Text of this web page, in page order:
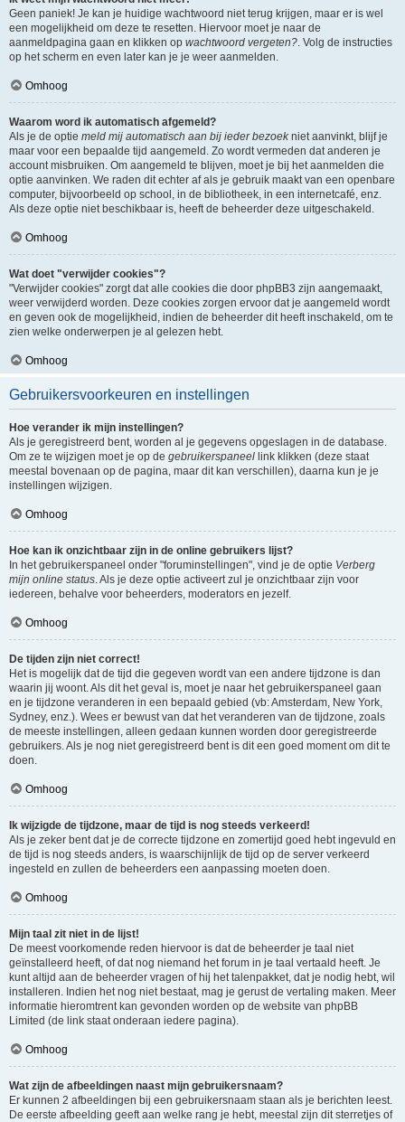
Geen paniek! Je kan je huidige wachtwoord niet terug krijgen, maar er is wel
een mogelijkheid om deze te resetten. Hiervoor moet je naar de
aanmeldpagina gaan en klikken op wachtwoord vergeten?. Volg de instructies
op het scherm en even later kan je je weer aanmelden.
Omhoog
Waarom word ik automatisch afgemeld?
Als je de optie meld mij automatisch aan bij ieder bezoekniet aanvinkt, blijf je
maar voor een bepaalde tijd aangemeld. Zo wordt vermeden dat anderen je
account misbruiken. Om aangemeld te blijven, moet je bij het aanmelden die
optie aanvinken. We raden dit echter af als je gebruik maakt van een openbare
computer, bijvoorbeeld op school, in de bibliotheek, in een internetcafé, enz.
Als deze optie niet beschikbaar is, heeft de beheerder deze uitgeschakeld.
Omhoog
Wat doet "verwijder cookies"?
"Verwijder cookies" zorgt dat alle cookies die door phpBB3 zijn aangemaakt,
weer verwijderd worden. Deze cookies zorgen ervoor dat je aangemeld wordt
en geven ook de mogelijkheid, indien de beheerder dit heeft inschakeld, om te
zien welke onderwerpen je al gelezen hebt.
Omhoog
Gebruikersvoorkeuren en instellingen
Hoe verander ik mijn instellingen?
Als je geregistreerd bent, worden al je gegevens opgeslagen in de database.
Om ze te wijzigen moet je op de gebruikerspaneel link klikken (deze staat
meestal bovenaan op de pagina, maar dit kan verschillen), daarna kun je je
instellingen wijzigen.
Omhoog
Hoe kan ik onzichtbaar zijn in de online gebruikers lijst?
In het gebruikerspaneel onder "foruminstellingen", vind je de optie Verberg
mijn online status. Als je deze optie activeert zul je onzichtbaar zijn voor
iedereen, behalve voor beheerders, moderators en jezelf.
Omhoog
De tijden zijn niet correct!
Het is mogelijk dat de tijd die gegeven wordt van een andere tijdzone is dan
waarin jij woont. Als dit het geval is, moet je naar het gebruikerspaneel gaan
en je tijdzone veranderen in een bepaald gebied (vb: Amsterdam, New York,
Sydney, enz.). Wees er bewust van dat het veranderen van de tijdzone, zoals
de meeste instellingen, alleen gedaan kunnen worden door geregistreerde
gebruikers. Als je nog niet geregistreerd bent is dit een goed moment om dit te
doen.
Omhoog
Ik wijzigde de tijdzone, maar de tijd is nog steeds verkeerd!
Als je zeker bent dat je de correcte tijdzone en zomertijd goed hebt ingevuld en
de tijd is nog steeds anders, is waarschijnlijk de tijd op de server verkeerd
ingesteld en zullen de beheerders een aanpassing moeten doen.
Omhoog
Mijn taal zit niet in de lijst!
De meest voorkomende reden hiervoor is dat de beheerder je taal niet
geïnstalleerd heeft, of dat nog niemand het forum in je taal vertaald heeft. Je
kunt altijd aan de beheerder vragen of hij het talenpakket, dat je nodig hebt, wil
installeren. Indien het nog niet bestaat, mag je gerust de vertaling maken. Meer
informatie hieromtrent kan gevonden worden op de website van phpBB
Limited (de link staat onderaan iedere pagina).
Omhoog
Wat zijn de afbeeldingen naast mijn gebruikersnaam?
Er kunnen 2 afbeeldingen bij een gebruikersnaam staan als je berichten leest.
De eerste afbeelding geeft aan welke rang je hebt, meestal zijn dit sterretjes of